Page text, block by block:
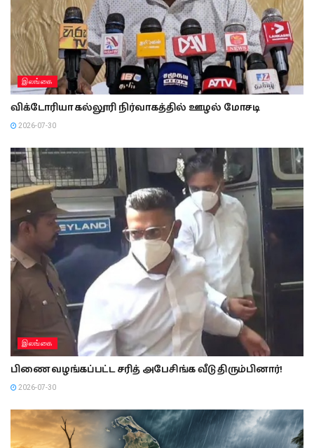
இலங்கை
விக்டோரியா கல்லூரி நிர்வாகத்தில் ஊழல் மோசடி
2026-07-30
இலங்கை
பிணை வழங்கப்பட்ட சரித் அபேசிங்க வீடு திரும்பினார்!
2026-07-30